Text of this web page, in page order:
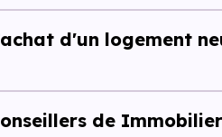
de temps
inutile ou chaque
d'un logement
de